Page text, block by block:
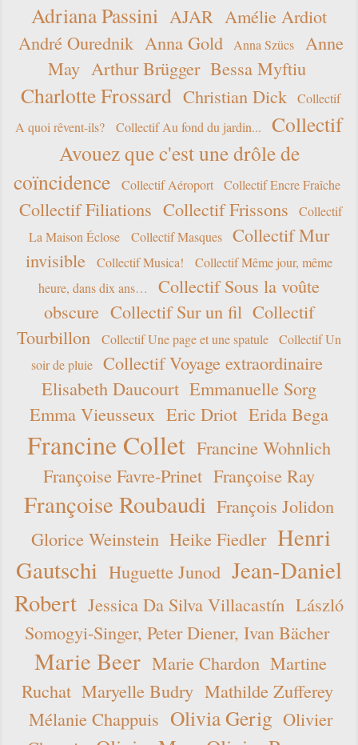
Adriana Passini AJAR Amélie Ardiot
André Ourednik Anna Gold Anna Szücs
Anne
May Arthur Brügger Bessa Myftiu
Charlotte Frossard Christian Dick
Collectif
A quoi rêvent-ils?
Collectif Au fond du jardin...
Collectif
Avouez que c'est une drôle de
coïncidence
Collectif Aéroport Collectif Encre Fraîche
Collectif Filiations Collectif Frissons
Collectif
La Maison Éclose
Collectif Masques
Collectif Mur
invisible
Collectif Musica!
Collectif Même jour, même
heure, dans dix ans…
Collectif Sous la voûte
obscure Collectif Sur un fil Collectif
Tourbillon
Collectif Une page et une spatule
Collectif Un
soir de pluie
Collectif Voyage extraordinaire
Elisabeth Daucourt Emmanuelle Sorg
Emma Vieusseux Eric Driot Erida Bega
Francine Collet Francine Wohnlich
Françoise Favre-Prinet Françoise Ray
Françoise Roubaudi François Jolidon
Glorice Weinstein Heike Fiedler Henri
Gautschi Huguette Junod Jean-Daniel
Robert Jessica Da Silva Villacastín László
Somogyi-Singer, Peter Diener, Ivan Bächer
Marie Beer Marie Chardon Martine
Ruchat Maryelle Budry Mathilde Zufferey
Mélanie Chappuis Olivia Gerig Olivier